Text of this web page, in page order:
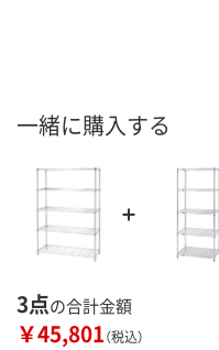
一緒に購入する
3点の合計金額
￥45,801（税込）